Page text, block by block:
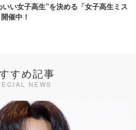
いい女子高生”を決める「女子高生ミス
催中！
すめ記事
NEWS